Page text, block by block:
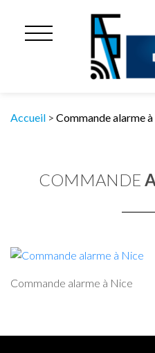
Accueil > Commande alarme
COMMANDE
Commande alarme à Nice